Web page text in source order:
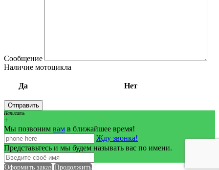
Сообщение
Наличие мотоцикла
Да Нет
Написать
+
Мы позвоним вам в ближайшее время!
Жду звонка!
Представьтесь и мы будем называть вас по имени.
Оформить заказ Продолжить